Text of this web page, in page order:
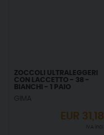
ZOCCOLI ULTRALEGGERI
CON LACCETTO - 38 -
BIANCHI - 1 PAIO
GIMA
EUR 31,18
IVA incl.